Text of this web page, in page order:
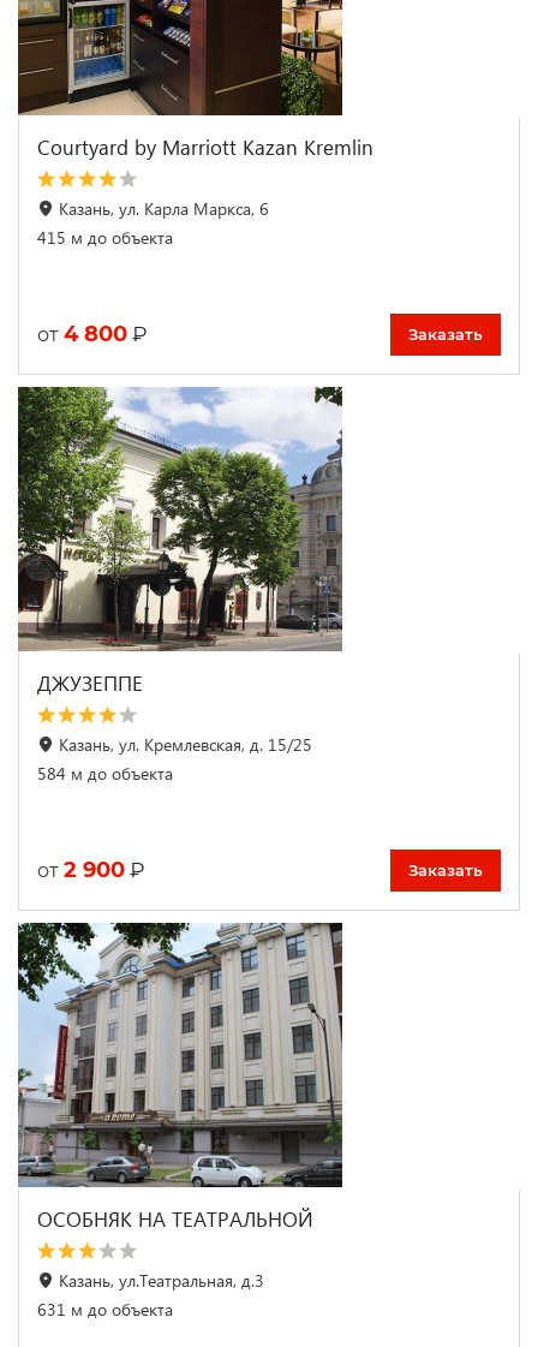
Courtyard by Marriott Kazan Kremlin
Казань, ул. Карла Маркса, 6
415 м до объекта
от 4 800 ₽ Заказать
ДЖУЗЕППЕ
Казань, ул. Кремлевская, д. 15/25
584 м до объекта
от 2 900 ₽ Заказать
ОСОБНЯК НА ТЕАТРАЛЬНОЙ
Казань, ул.Театральная, д.3
631 м до объекта